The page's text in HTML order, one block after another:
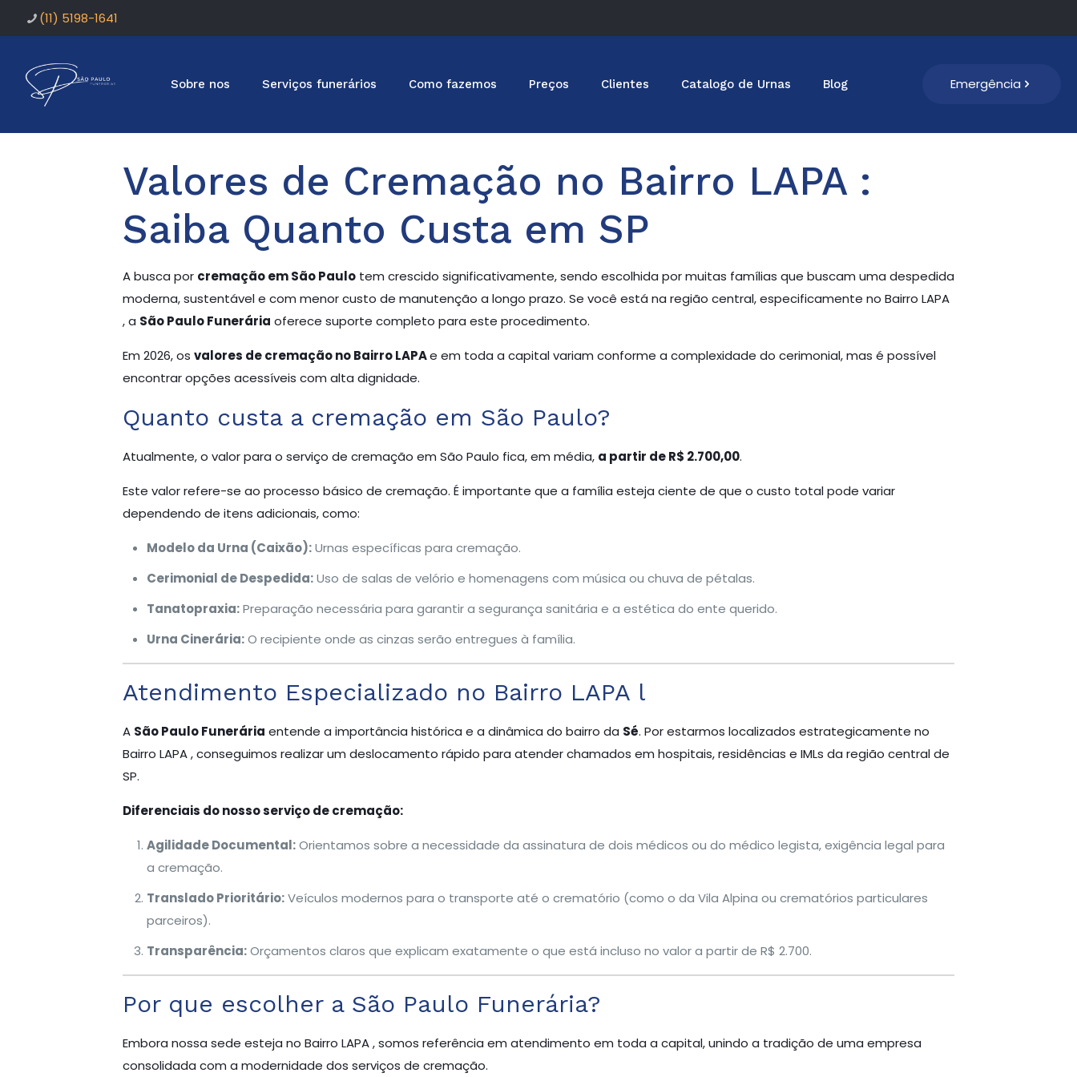
(11) 5198-1641
Sobre nos Serviços funerários Como fazemos Preços Clientes Catalogo de Urnas Blog Emergência
Valores de Cremação no Bairro LAPA :
Saiba Quanto Custa em SP
A busca por cremação em São Paulotem crescido significativamente, sendo escolhida por muitas famílias que buscam uma despedida
moderna, sustentável e com menor custo de manutenção a longo prazo. Se você está na região central, especificamente no Bairro LAPA
, a São Paulo Funerária oferece suporte completo para este procedimento.
Em 2026, os valores de cremação no Bairro LAPAe em toda a capital variam conforme a complexidade do cerimonial, mas é possível
encontrar opções acessíveis com alta dignidade.
Quanto custa a cremação em São Paulo?
Atualmente, o valor para o serviço de cremação em São Paulo fica, em média, a partir de R$ 2.700,00.
Este valor refere-se ao processo básico de cremação. É importante que a família esteja ciente de que o custo total pode variar
dependendo de itens adicionais, como:
Modelo da Urna (Caixão):Urnas específicas para cremação.
Cerimonial de Despedida:Uso de salas de velório e homenagens com música ou chuva de pétalas.
Tanatopraxia:Preparação necessária para garantir a segurança sanitária e a estética do ente querido.
Urna Cinerária:O recipiente onde as cinzas serão entregues à família.
Atendimento Especializado no Bairro LAPA l
A São Paulo Funerária entende a importância histórica e a dinâmica do bairro da Sé. Por estarmos localizados estrategicamente no
Bairro LAPA , conseguimos realizar um deslocamento rápido para atender chamados em hospitais, residências e IMLs da região central de
SP.
Diferenciais do nosso serviço de cremação:
Agilidade Documental:Orientamos sobre a necessidade da assinatura de dois médicos ou do médico legista, exigência legal para
a cremação.
Translado Prioritário:Veículos modernos para o transporte até o crematório (como o da Vila Alpina ou crematórios particulares
parceiros).
Transparência:Orçamentos claros que explicam exatamente o que está incluso no valor a partir de R$ 2.700.
Por que escolher a São Paulo Funerária?
Embora nossa sede esteja no Bairro LAPA , somos referência em atendimento em toda a capital, unindo a tradição de uma empresa
consolidada com a modernidade dos serviços de cremação.